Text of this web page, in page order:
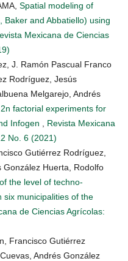
Spatial modeling of
Baker and Abbatiello) using
Mexicana de Ciencias
J. Ramón Pascual Franco
Rodríguez, Jesús
Melgarejo, Andrés
factorial experiments for
Infogen , Revista Mexicana
No. 6 (2021)
Gutiérrez Rodríguez,
González Huerta, Rodolfo
the level of techno-
six municipalities of the
de Ciencias Agrícolas:
Francisco Gutiérrez
Andrés González